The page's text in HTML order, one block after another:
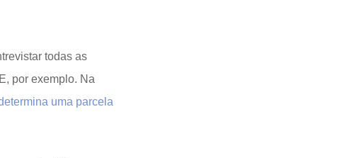
todas as
por exemplo. Na
uma parcela